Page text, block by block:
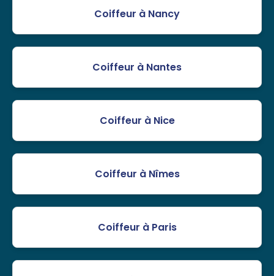
Coiffeur à Nancy
Coiffeur à Nantes
Coiffeur à Nice
Coiffeur à Nîmes
Coiffeur à Paris